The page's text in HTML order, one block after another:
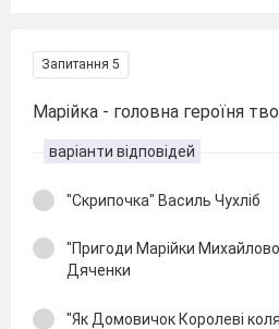
Запитання 5
Марійка - головна героїня
варіанти відповідей
"Скрипочка" Василь Чухліб
"Пригоди Марійки
Дяченки
"Як Домовичок Королеві